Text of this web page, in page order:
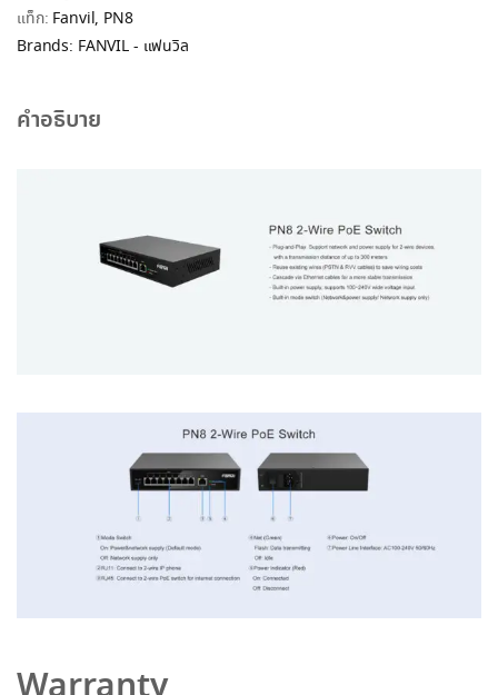
แท็ก: Fanvil, PN8
Brands: FANVIL - แฟนวิล
คำอธิบาย